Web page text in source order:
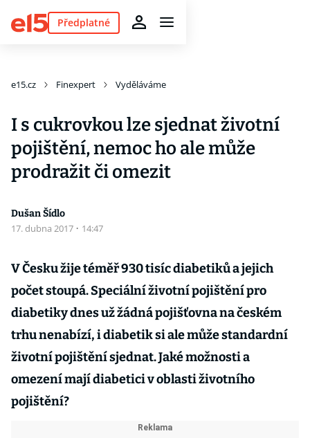
Předplatné
e15.cz Finexpert Vyděláváme
I s cukrovkou lze sjednat životní
pojištění, nemoc ho ale může
prodražit či omezit
Dušan Šídlo
17. dubna 2017 · 14:47
V Česku žije téměř 930 tisíc diabetiků a jejich
počet stoupá. Speciální životní pojištění pro
diabetiky dnes už žádná pojišťovna na českém
trhu nenabízí, i diabetik si ale může standardní
životní pojištění sjednat. Jaké možnosti a
omezení mají diabetici v oblasti životního
pojištění?